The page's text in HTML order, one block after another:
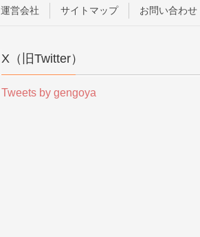
運営会社 サイトマップ お問い合わせ
X（旧Twitter）
Tweets by gengoya